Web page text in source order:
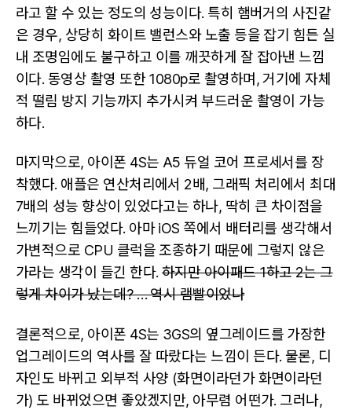
라고 할 수 있는 정도의 성능이다. 특히 햄버거의 사진같
은 경우, 상당히 화이트 밸런스와 노출 등을 잡기 힘든 실
내 조명임에도 불구하고 이를 깨끗하게 잘 잡아낸 느낌
이다. 동영상 촬영 또한 1080p로 촬영하며, 거기에 자체
적 떨림 방지 기능까지 추가시켜 부드러운 촬영이 가능
하다.
마지막으로, 아이폰 4S는 A5 듀얼 코어 프로세서를 장
착했다. 애플은 연산처리에서 2배, 그래픽 처리에서 최대
7배의 성능 향상이 있었다고는 하나, 딱히 큰 차이점을
느끼기는 힘들었다. 아마 iOS 쪽에서 배터리를 생각해서
가변적으로 CPU 클럭을 조종하기 때문에 그렇지 않은
가라는 생각이 들긴 한다. 하지만 아이패드 1하고 2는 그
렇게 차이가 났는데? … 역시 램빨이었나
결론적으로, 아이폰 4S는 3GS의 옆그레이드를 가장한
업그레이드의 역사를 잘 따랐다는 느낌이 든다. 물론, 디
자인도 바뀌고 외부적 사양 (화면이라던가 화면이라던
가) 도 바뀌었으면 좋았겠지만, 아무렴 어떤가. 그러나,